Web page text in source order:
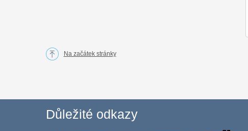
Na začátek stránky
Důležité odkazy